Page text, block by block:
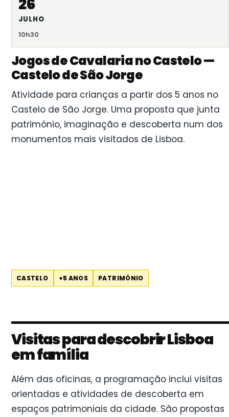
26
JULHO
10h30
Jogos de Cavalaria no Castelo —
Castelo de São Jorge
Atividade para crianças a partir dos 5 anos no
Castelo de São Jorge. Uma proposta que junta
património, imaginação e descoberta num dos
monumentos mais visitados de Lisboa.
CASTELO +5 ANOS PATRIMÓNIO
Visitas para descobrir Lisboa
em família
Além das oficinas, a programação inclui visitas
orientadas e atividades de descoberta em
espaços patrimoniais da cidade. São propostas